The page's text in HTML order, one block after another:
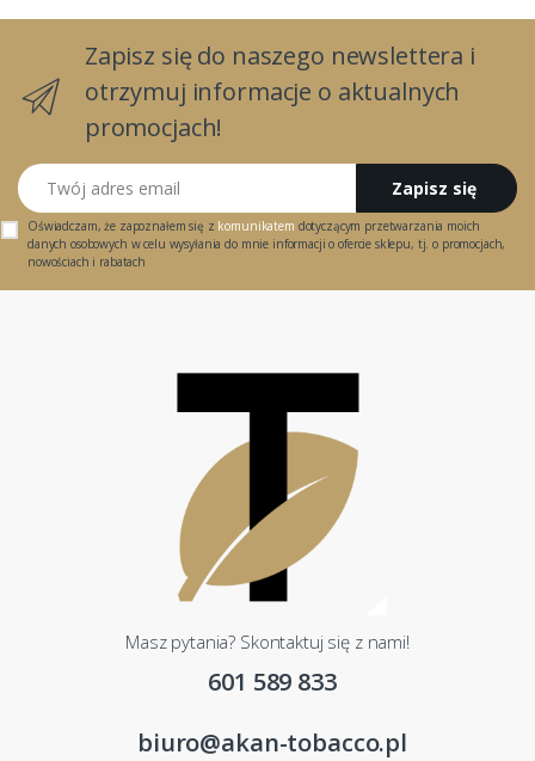
Zapisz się do naszego newslettera i
otrzymuj informacje o aktualnych
promocjach!
Twój adres email
Zapisz się
Oświadczam, że zapoznałem się z komunikatem dotyczącym przetwarzania moich
danych osobowych w celu wysyłania do mnie informacji o ofercie sklepu, tj. o promocjach,
nowościach i rabatach
Masz pytania? Skontaktuj się z nami!
601 589 833
biuro@akan-tobacco.pl